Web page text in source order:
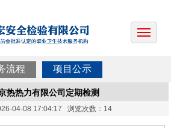
流程 项目公示
热热力有限公司定期检测
04-08 17:04:17 浏览次数：14